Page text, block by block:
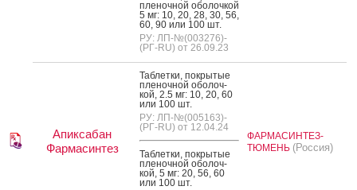
пле­ноч­ной обо­лоч­кой
5 мг: 10, 20, 28, 30, 56,
60, 90 или 100 шт.
РУ: ЛП-№(003276)-
(РГ-RU) от 26.09.23
Апиксабан
Фармасинтез
Таб­летки, пок­ры­тые
пле­ноч­ной обо­лоч­
кой, 2.5 мг: 10, 20, 60
или 100 шт.
РУ: ЛП-№(005163)-
(РГ-RU) от 12.04.24
Таб­летки, пок­ры­тые
пле­ноч­ной обо­лоч­
кой, 5 мг: 20, 56, 60
или 100 шт.
ФАРМАСИНТЕЗ-
ТЮМЕНЬ (Россия)